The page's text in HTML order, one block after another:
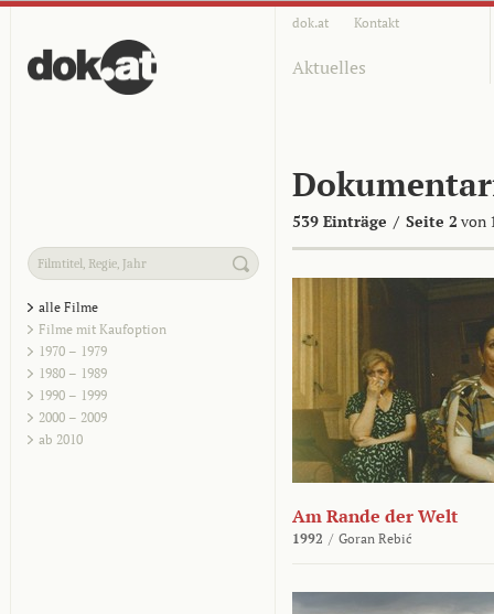
dok.at Kontakt
Aktuelles
539 Einträge / Seite 2 von
alle Filme
Filme mit Kaufoption
1970 – 1979
1980 – 1989
1990 – 1999
2000 – 2009
ab 2010
Am Rande der Welt
1992 / Goran Rebić